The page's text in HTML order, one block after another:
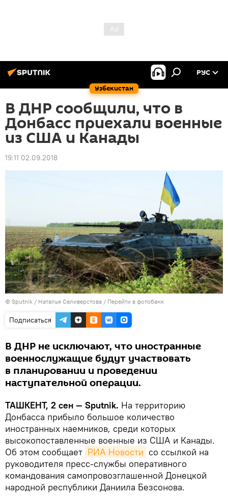
Узбекистан
РУС
В ДНР сообщили, что в
Донбасс приехали военные
из США и Канады
19:11 02.09.2018
© Sputnik / Наталья Селиверстова / Перейти в фотобанк
Подписаться
В ДНР не исключают, что иностранные
военнослужащие будут участвовать
в планировании и проведении
наступательной операции.
ТАШКЕНТ, 2 сен — Sputnik. На территорию
Донбасса прибыло большое количество
иностранных наемников, среди которых
высокопоставленные военные из США и Канады.
Об этом сообщает РИА Новости со ссылкой на
руководителя пресс-службы оперативного
командования самопровозглашенной Донецкой
народной республики Даниила Безсонова.